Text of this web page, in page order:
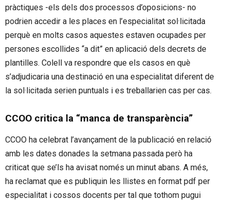
pràctiques -els dels dos processos d’oposicions- no
podrien accedir a les places en l’especialitat sol·licitada
perquè en molts casos aquestes estaven ocupades per
persones escollides “a dit” en aplicació dels decrets de
plantilles. Colell va respondre que els casos en què
s’adjudicaria una destinació en una especialitat diferent de
la sol·licitada serien puntuals i es treballarien cas per cas.
CCOO critica la “manca de transparència”
CCOO ha celebrat l’avançament de la publicació en relació
amb les dates donades la setmana passada però ha
criticat que se’ls ha avisat només un minut abans. A més,
ha reclamat que es publiquin les llistes en format pdf per
especialitat i cossos docents per tal que tothom pugui